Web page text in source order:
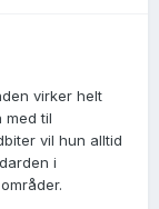
virker helt
med til
vil hun alltid
i